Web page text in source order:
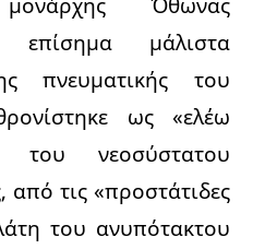
επίσημα μάλιστα
πνευματικής του
ως «ελέω
του νεοσύστατου
από τις «προστάτιδες
του ανυπότακτου